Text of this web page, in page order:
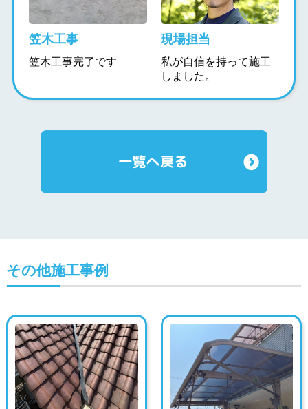
笠木工事
笠木工事完了です
現場担当
私が自信を持って施工
しました。
その他施工事例